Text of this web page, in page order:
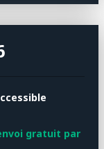
gratuit par